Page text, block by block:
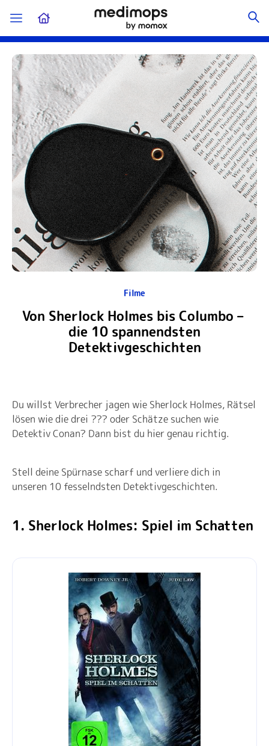
Filme
Von Sherlock Holmes bis Columbo –
die 10 spannendsten
Detektivgeschichten
Du willst Verbrecher jagen wie Sherlock Holmes, Rätsel
lösen wie die drei ??? oder Schätze suchen wie
Detektiv Conan? Dann bist du hier genau richtig.
Stell deine Spürnase scharf und verliere dich in
unseren 10 fesselndsten Detektivgeschichten.
1. Sherlock Holmes: Spiel im Schatten